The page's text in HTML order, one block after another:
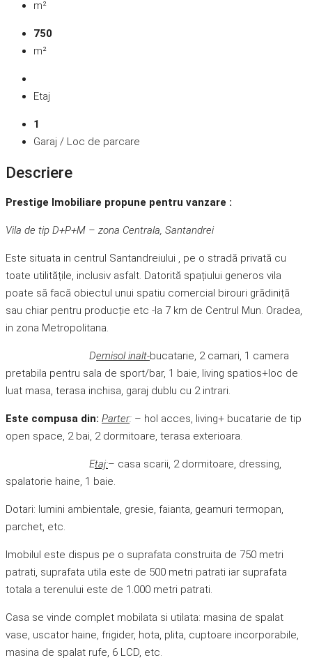
m²
750
m²
Etaj
1
Garaj / Loc de parcare
Descriere
Prestige Imobiliare propune pentru vanzare :
Vila de tip D+P+M – zona Centrala, Santandrei
Este situata in centrul Santandreiului , pe o stradă privată cu
toate utilitățile, inclusiv asfalt. Datorită spațiului generos vila
poate să facă obiectul unui spatiu comercial birouri grădiniță
sau chiar pentru producție etc -la 7 km de Centrul Mun. Oradea,
in zona Metropolitana.
Demisol inalt-bucatarie, 2 camari, 1 camera
pretabila pentru sala de sport/bar, 1 baie, living spatios+loc de
luat masa, terasa inchisa, garaj dublu cu 2 intrari.
Este compusa din: Parter: – hol acces, living+ bucatarie de tip
open space, 2 bai, 2 dormitoare, terasa exterioara.
Etaj:– casa scarii, 2 dormitoare, dressing,
spalatorie haine, 1 baie.
Dotari: lumini ambientale, gresie, faianta, geamuri termopan,
parchet, etc.
Imobilul este dispus pe o suprafata construita de 750 metri
patrati, suprafata utila este de 500 metri patrati iar suprafata
totala a terenului este de 1.000 metri patrati.
Casa se vinde complet mobilata si utilata: masina de spalat
vase, uscator haine, frigider, hota, plita, cuptoare incorporabile,
masina de spalat rufe, 6 LCD, etc.